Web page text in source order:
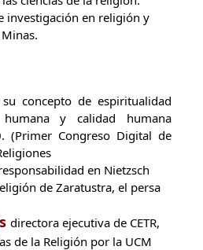
investigación en religión y
concepto de espiritualidad
y calidad humana
(Primer Congreso Digital de
en Nietzsch
de Zaratustra, el persa
directora ejecutiva de CETR,
de la Religión por la UCM